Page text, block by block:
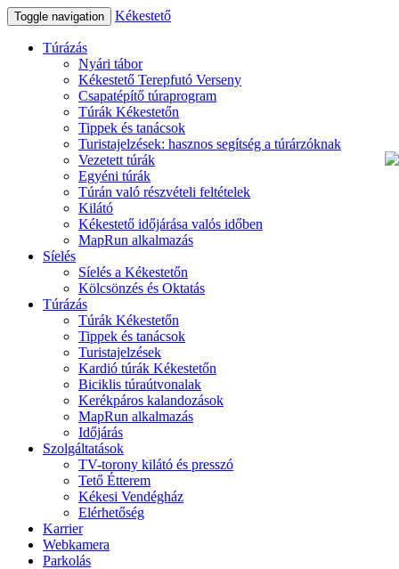
Toggle navigation Kékestető
Túrázás
Nyári tábor
Kékestető Terepfutó Verseny
Csapatépítő túraprogram
Túrák Kékestetőn
Tippek és tanácsok
Turistajelzések: hasznos segítség a túrárzóknak
Vezetett túrák
Egyéni túrák
Túrán való részvételi feltételek
Kilátó
Kékestető időjárása valós időben
MapRun alkalmazás
Síelés
Síelés a Kékestetőn
Kölcsönzés és Oktatás
Túrázás
Túrák Kékestetőn
Tippek és tanácsok
Turistajelzések
Kardió túrák Kékestetőn
Biciklis túraútvonalak
Kerékpáros kalandozások
MapRun alkalmazás
Időjárás
Szolgáltatások
TV-torony kilátó és presszó
Tető Étterem
Kékesi Vendégház
Elérhetőség
Karrier
Webkamera
Parkolás